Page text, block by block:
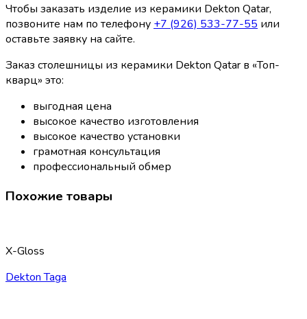
Чтобы заказать изделие из керамики Dekton Qatar,
позвоните нам по телефону +7 (926) 533-77-55 или
оставьте заявку на сайте.
Заказ столешницы из керамики Dekton Qatar в «Топ-
кварц» это:
выгодная цена
высокое качество изготовления
высокое качество установки
грамотная консультация
профессиональный обмер
Похожие товары
X-Gloss
Dekton Taga